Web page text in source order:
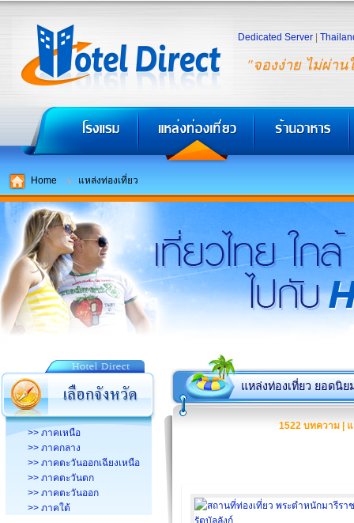
"จองง่าย ไม่ผ่าน
Dedicated Server
Home แหล่งท่องเที่ยว
>> ภาคเหนือ
>> ภาคกลาง
>> ภาคตะวันออกเฉียงเหนือ
>> ภาคตะวันตก
>> ภาคตะวันออก
>> ภาคใต้
แหล่งท่องเที่ยว ยอดนิย
1522 บทความ |